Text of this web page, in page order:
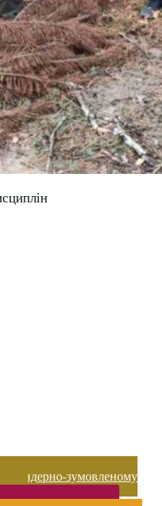
гендерно-зумовленому